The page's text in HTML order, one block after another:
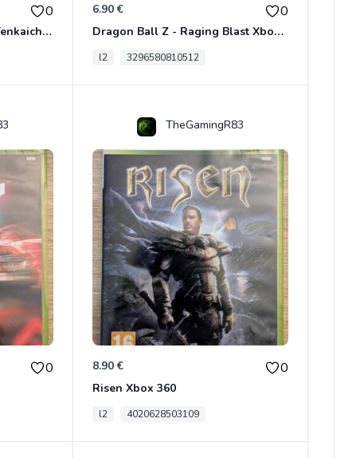
0
Dragon Ball Z - Ultimate Tenkaichi Xbox 360
6.90 € 0
Dragon Ball Z - Raging Blast Xbox 360
l2 3296580810512
0
TheGamingR83
8.90 € 0
Risen Xbox 360
l2 4020628503109